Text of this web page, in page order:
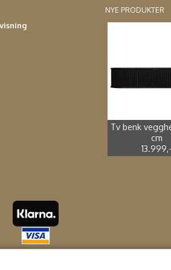
NYE PRODUKTER
Tv benk
cm
13.999,-